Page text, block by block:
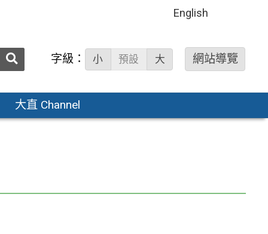
English
送出 字級： 小 預設 大 網站導覽
大直 Channel